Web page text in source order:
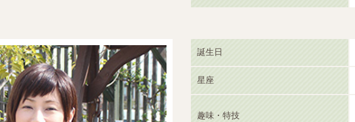
誕生日
星座
趣味・特技